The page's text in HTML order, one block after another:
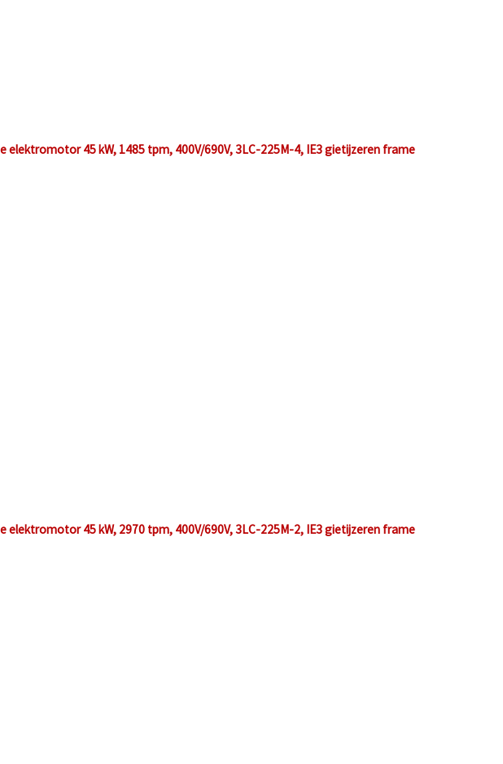
elektromotor 45 kW, 1485 tpm, 400V/690V, 3LC-225M-4, IE3 gietijzeren frame
elektromotor 45 kW, 2970 tpm, 400V/690V, 3LC-225M-2, IE3 gietijzeren frame